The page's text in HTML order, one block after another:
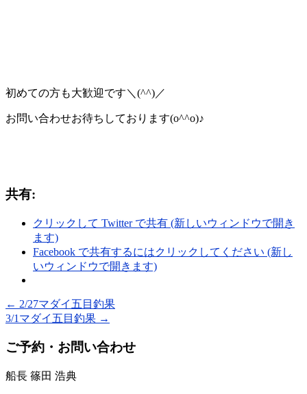
初めての方も大歓迎です＼(^^)／
お問い合わせお待ちしております(o^^o)♪
共有:
クリックして Twitter で共有 (新しいウィンドウで開き
ます)
Facebook で共有するにはクリックしてください (新し
いウィンドウで開きます)
← 2/27マダイ五目釣果
3/1マダイ五目釣果 →
ご予約・お問い合わせ
船長 篠田 浩典